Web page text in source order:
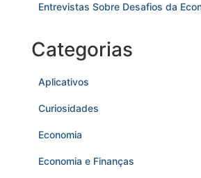
Entrevistas Sobre Desafios da
Categorias
Aplicativos
Curiosidades
Economia
Economia e Finanças